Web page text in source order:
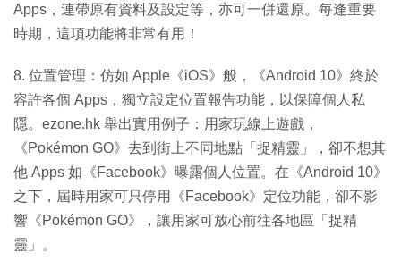
Apps，連帶原有資料及設定等，亦可一併還原。每逢重要
時期，這項功能將非常有用！
8. 位置管理：仿如 Apple《iOS》般，《Android 10》終於
容許各個 Apps，獨立設定位置報告功能，以保障個人私
隱。ezone.hk 舉出實用例子：用家玩線上遊戲，
《Pokémon GO》去到街上不同地點「捉精靈」，卻不想其
他 Apps 如《Facebook》曝露個人位置。在《Android 10》
之下，屆時用家可只停用《Facebook》定位功能，卻不影
響《Pokémon GO》，讓用家可放心前往各地區「捉精
靈」。